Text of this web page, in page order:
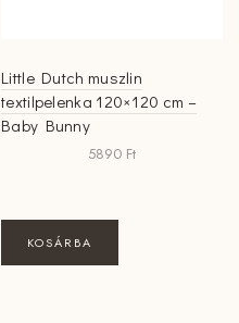
Little Dutch muszlin
textilpelenka 120×120 cm –
Baby Bunny
5890 Ft
KOSÁRBA